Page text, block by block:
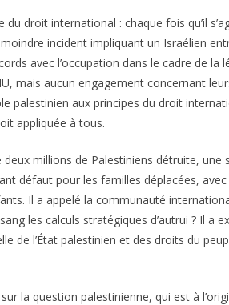
droit international : chaque fois qu’il
incident impliquant un Israélien
avec l’occupation dans le cadre de la
mais aucun engagement concernant
palestinien aux principes du droit
appliquée à tous.
millions de Palestiniens détruite, une
défaut pour les familles déplacées,
Il a appelé la communauté
les calculs stratégiques d’autrui ? Il a
de l’État palestinien et des droits du
la question palestinienne, qui est à